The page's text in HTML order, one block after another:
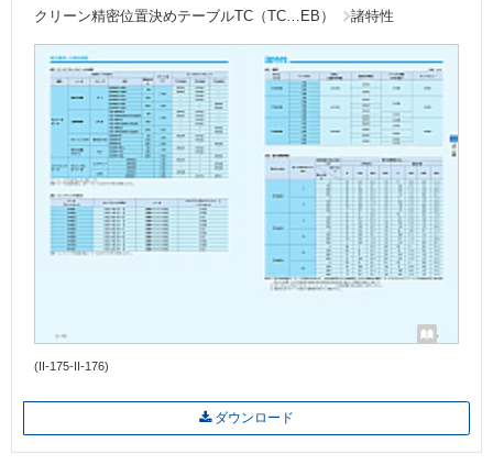
クリーン精密位置決めテーブルTC（TC…EB）
諸特性
(II-175-II-176)
ダウンロード